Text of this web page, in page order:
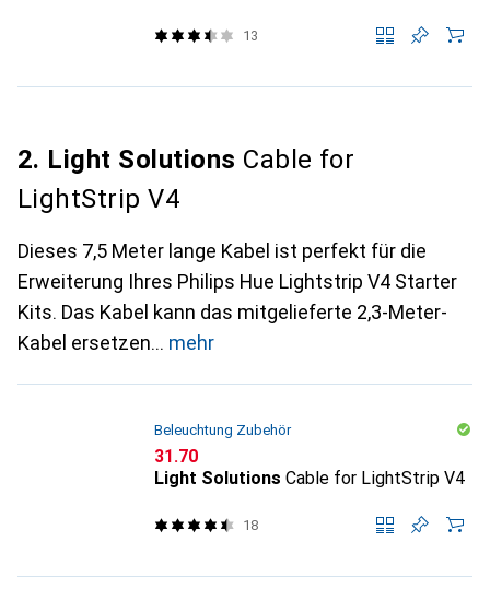
13
2. Light Solutions Cable for
LightStrip V4
Dieses 7,5 Meter lange Kabel ist perfekt für die
Erweiterung Ihres Philips Hue Lightstrip V4 Starter
Kits. Das Kabel kann das mitgelieferte 2,3-Meter-
Kabel ersetzen
mehr
Beleuchtung Zubehör
CHF
31.70
Light Solutions Cable for LightStrip V4
18